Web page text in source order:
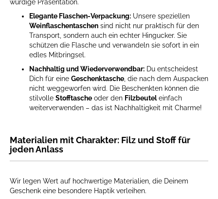
würdige Präsentation.
Elegante Flaschen-Verpackung: Unsere speziellen
Weinflaschentaschen sind nicht nur praktisch für den
Transport, sondern auch ein echter Hingucker. Sie
schützen die Flasche und verwandeln sie sofort in ein
edles Mitbringsel.
Nachhaltig und Wiederverwendbar: Du entscheidest
Dich für eine Geschenktasche , die nach dem Auspacken
nicht weggeworfen wird. Die Beschenkten können die
stilvolle Stofftasche oder den Filzbeuteleinfach
weiterverwenden – das ist Nachhaltigkeit mit Charme!
Materialien mit Charakter: Filz und Stoff für
jeden Anlass
Wir legen Wert auf hochwertige Materialien, die Deinem
Geschenk eine besondere Haptik verleihen.